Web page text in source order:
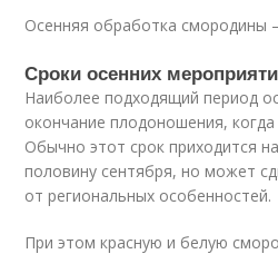
Осенняя обработка смородины
Сроки осенних
Наиболее подходящий период
окончание плодоношения,
Обычно этот срок приходится
половину сентября, но может
от региональных особенностей.
При этом красную и белую